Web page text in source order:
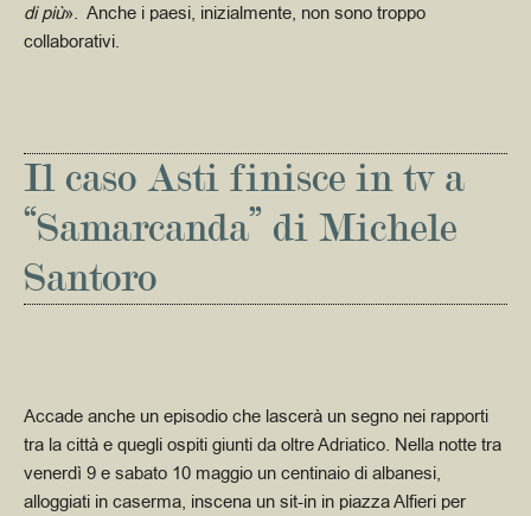
di più». Anche i paesi, inizialmente, non sono troppo
collaborativi.
Il caso Asti finisce in tv a
“Samarcanda” di Michele
Santoro
Accade anche un episodio che lascerà un segno nei rapporti
tra la città e quegli ospiti giunti da oltre Adriatico. Nella notte tra
venerdì 9 e sabato 10 maggio un centinaio di albanesi,
alloggiati in caserma, inscena un sit-in in piazza Alfieri per